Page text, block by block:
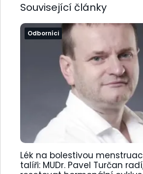
Související články
Odborníci
Lék na bolestivou
talíři: MUDr. Pavel Turčan